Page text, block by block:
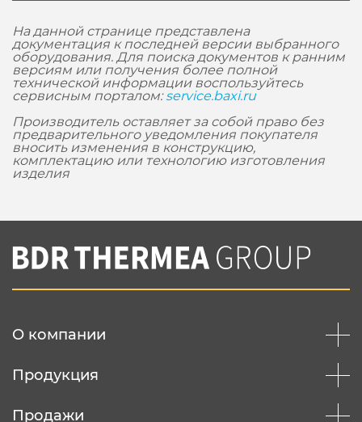
На данной странице представлена
документация к последней версии выбранного
оборудования. Для поиска документов к ранним
версиям или получения более полной
технической информации воспользуйтесь
сервисным порталом:service.baxi.ru
Производитель оставляет за собой право без
предварительного уведомления покупателя
вносить изменения в конструкцию,
комплектацию или технологию изготовления
изделия
О компании
Продукция
Продажи